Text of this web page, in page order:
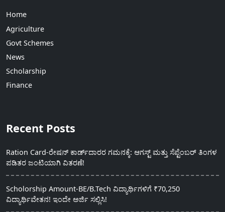
Home
Agriculture
Govt Schemes
News
Scholarship
Finance
Recent Posts
Ration Card-ರೇಷನ್ ಕಾರ್ಡ್‍ದಾರರ ಗಮನಕ್ಕೆ: ಆಗಸ್ಟ್ ಮತ್ತು ಸೆಪ್ಟೆಂಬರ್ ತಿಂಗಳ
ಪಡಿತರ ಜಂಟಿಯಾಗಿ ವಿತರಣೆ!
Scholorship Amount-BE/B.Tech ವಿದ್ಯಾರ್ಥಿಗಳಿಗೆ ₹70,250
ವಿದ್ಯಾರ್ಥಿವೇತನ! ಇಂದೇ ಅರ್ಜಿ ಸಲ್ಲಿಸಿ!